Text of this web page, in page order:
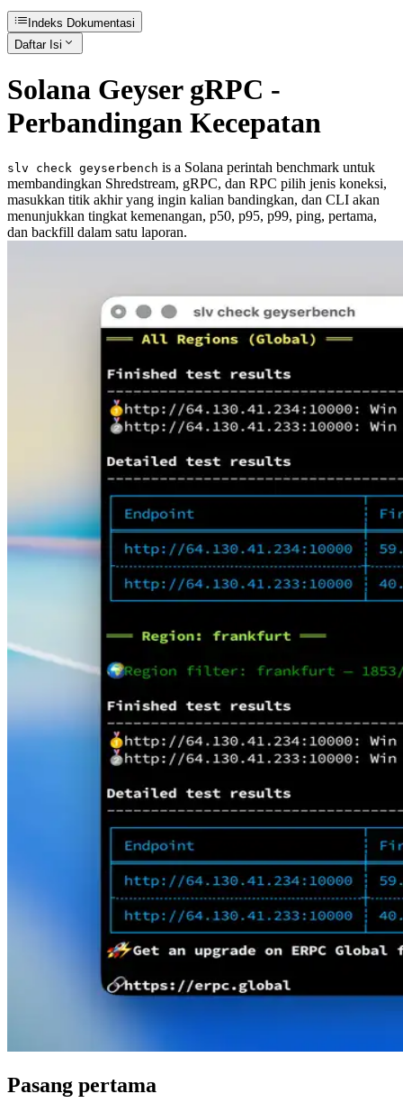
Indeks Dokumentasi
Daftar Isi
Solana Geyser gRPC -
Perbandingan Kecepatan
slv check geyserbench is a Solana perintah benchmark untuk
membandingkan Shredstream, gRPC, dan RPC pilih jenis koneksi,
masukkan titik akhir yang ingin kalian bandingkan, dan CLI akan
menunjukkan tingkat kemenangan, p50, p95, p99, ping, pertama,
dan backfill dalam satu laporan.
Pasang pertama